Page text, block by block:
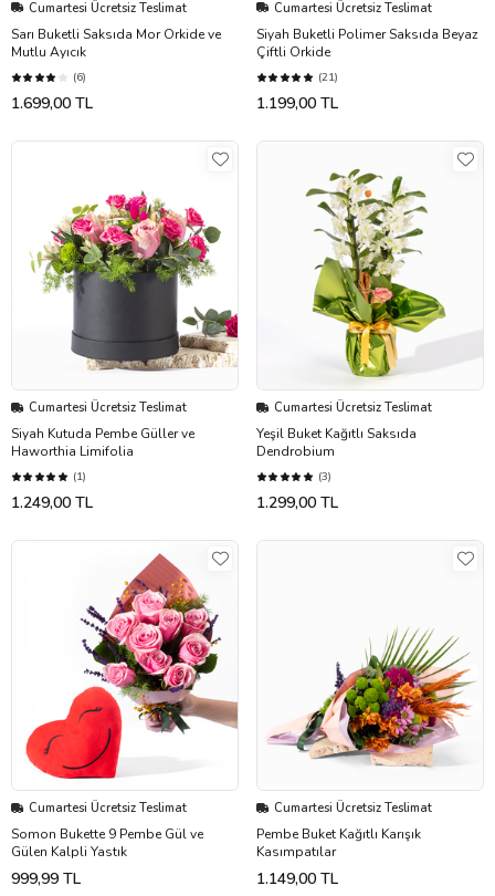
Cumartesi Ücretsiz Teslimat
Sarı Buketli Saksıda Mor Orkide ve
Mutlu Ayıcık
(6)
1.699,00 TL
Cumartesi Ücretsiz Teslimat
Siyah Buketli Polimer Saksıda Beyaz
Çiftli Orkide
(21)
1.199,00 TL
Cumartesi Ücretsiz Teslimat
Siyah Kutuda Pembe Güller ve
Haworthia Limifolia
(1)
1.249,00 TL
Cumartesi Ücretsiz Teslimat
Yeşil Buket Kağıtlı Saksıda
Dendrobium
(3)
1.299,00 TL
Cumartesi Ücretsiz Teslimat
Somon Bukette 9 Pembe Gül ve
Gülen Kalpli Yastık
999,99 TL
Cumartesi Ücretsiz Teslimat
Pembe Buket Kağıtlı Karışık
Kasımpatılar
1.149,00 TL